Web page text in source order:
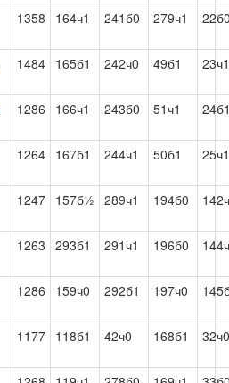
1358 164ч1 241б0 279ч1
1484 165б1 242ч0 49б1 23ч1
1286 166ч1 243б0 51ч1
1264 167б1 244ч1 50б1 25ч1
1247 157б½ 289ч1 194б0
1263 293б1 291ч1 196б0
1286 159ч0 292б1 197ч0
1177 118б1 42ч0 168б1 32ч0